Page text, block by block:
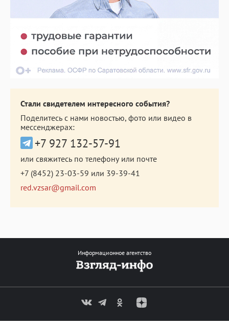
Стали свидетелем интересного события?
Поделитесь с нами новостью, фото или видео в
мессенджерах:
+7 927 132-57-91
или свяжитесь по телефону или почте
+7 (8452) 23-03-59 или 39-39-41
red.vzsar@gmail.com
Информационное агентство